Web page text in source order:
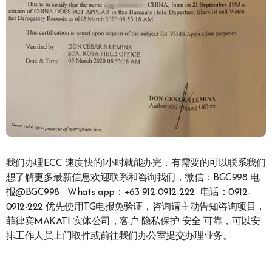
我们办理ECC 速度快的1小时就能办完，有需要的可以联系我们
想了解更多最新信息欢迎联系和咨询我们，微信：BGC998 电
报@BGC998 Whats app：+63 912-0912-222 电话：0912-
0912-222 优先使用TG电报免验证，咨询请主动告知咨询项目，
菲律宾MAKATI 实体公司，客户 隐私保护 安全 可靠，可以安
排工作人员上门取件或前往我们办公室提交办理业务。